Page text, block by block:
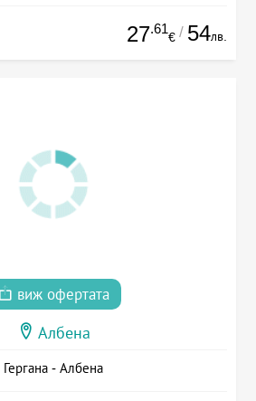
27.61
€ / 54лв.
виж офертата
Албена
Гергана - Албена